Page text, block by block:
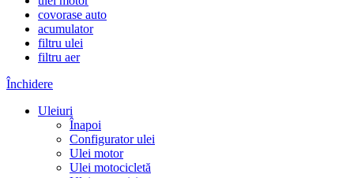
covorase auto
acumulator
filtru ulei
filtru aer
Închidere
Uleiuri
Înapoi
Configurator ulei
Ulei motor
Ulei motocicletă